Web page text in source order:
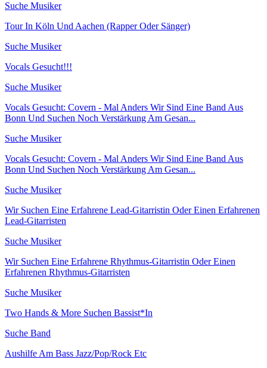
Suche Musiker
Tour In Köln Und Aachen (Rapper Oder Sänger)
Suche Musiker
Vocals Gesucht!!!
Suche Musiker
Vocals Gesucht: Covern - Mal Anders Wir Sind Eine Band Aus
Bonn Und Suchen Noch Verstärkung Am Gesan...
Suche Musiker
Vocals Gesucht: Covern - Mal Anders Wir Sind Eine Band Aus
Bonn Und Suchen Noch Verstärkung Am Gesan...
Suche Musiker
Wir Suchen Eine Erfahrene Lead-Gitarristin Oder Einen Erfahrenen
Lead-Gitarristen
Suche Musiker
Wir Suchen Eine Erfahrene Rhythmus-Gitarristin Oder Einen
Erfahrenen Rhythmus-Gitarristen
Suche Musiker
Two Hands & More Suchen Bassist*In
Suche Band
Aushilfe Am Bass Jazz/Pop/Rock Etc